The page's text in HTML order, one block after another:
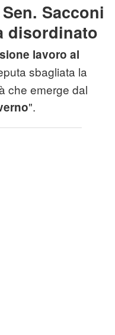
Sacconi
disordinato
lavoro al
sbagliata la
che emerge dal
".